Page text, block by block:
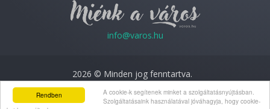
Rendben
A cookie-k segítenek minket a szolgáltatásnyújtásban.
Szolgáltatásaink használatával jóváhagyja, hogy cookie-
info@varos.hu
2026 © Minden jog fenntartva.
Adatkezelési nyilatkozat